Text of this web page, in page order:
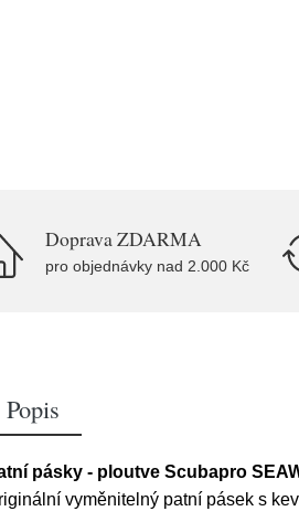
Doprava ZDARMA
pro objednávky nad 2.000 Kč
Popis
pásky - ploutve Scubapro
vyměnitelný patní pásek s